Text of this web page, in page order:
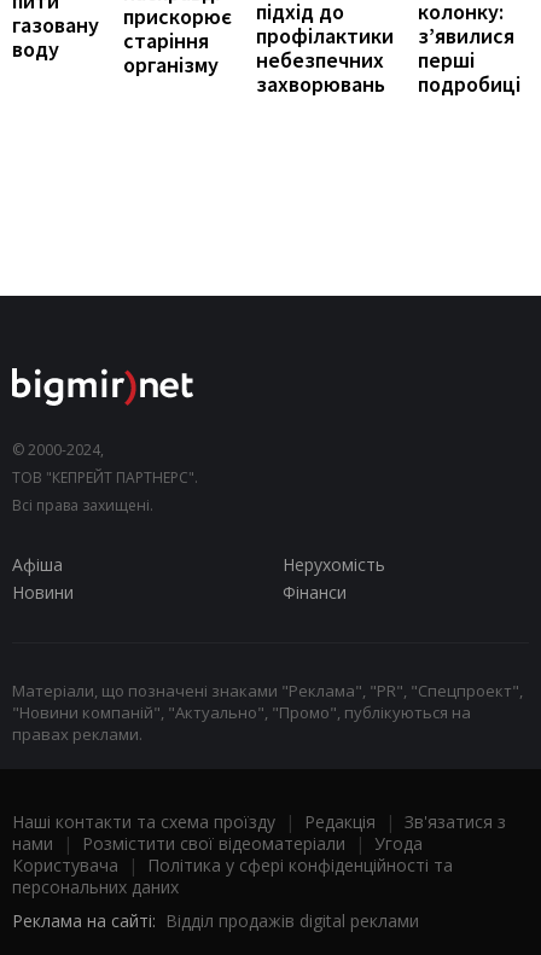
газовану
воду
прискорює
старіння
організму
підхід до
профілактики
небезпечних
захворювань
колонку:
з’явилися
перші
подробиці
© 2000-2024,
ТОВ "КЕПРЕЙТ ПАРТНЕРС".
Всі права захищені.
Афіша
Нерухомість
Новини
Фінанси
Матеріали, що позначені знаками "Реклама", "PR", "Спецпроект",
"Новини компаній", "Актуально", "Промо", публікуються на
правах реклами.
Наші контакти та схема проїзду | Редакція | Зв'язатися з
нами | Розмістити свої відеоматеріали | Угода
Користувача |
Політика у сфері конфіденційності та
персональних даних
Реклама на сайті: Відділ продажів digital реклами